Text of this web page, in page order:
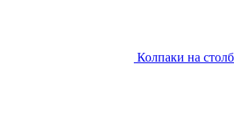
Колпаки на столб